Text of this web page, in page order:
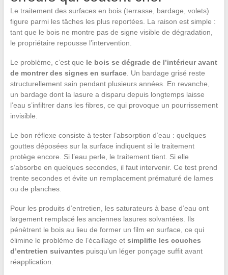
Le traitement des surfaces en bois (terrasse, bardage, volets)
figure parmi les tâches les plus reportées. La raison est simple :
tant que le bois ne montre pas de signe visible de dégradation,
le propriétaire repousse l’intervention.
Le problème, c’est que le bois se dégrade de l’intérieur avant
de montrer des signes en surface. Un bardage grisé reste
structurellement sain pendant plusieurs années. En revanche,
un bardage dont la lasure a disparu depuis longtemps laisse
l’eau s’infiltrer dans les fibres, ce qui provoque un pourrissement
invisible.
Le bon réflexe consiste à tester l’absorption d’eau : quelques
gouttes déposées sur la surface indiquent si le traitement
protège encore. Si l’eau perle, le traitement tient. Si elle
s’absorbe en quelques secondes, il faut intervenir. Ce test prend
trente secondes et évite un remplacement prématuré de lames
ou de planches.
Pour les produits d’entretien, les saturateurs à base d’eau ont
largement remplacé les anciennes lasures solvantées. Ils
pénètrent le bois au lieu de former un film en surface, ce qui
élimine le problème de l’écaillage et simplifie les couches
d’entretien suivantes puisqu’un léger ponçage suffit avant
réapplication.